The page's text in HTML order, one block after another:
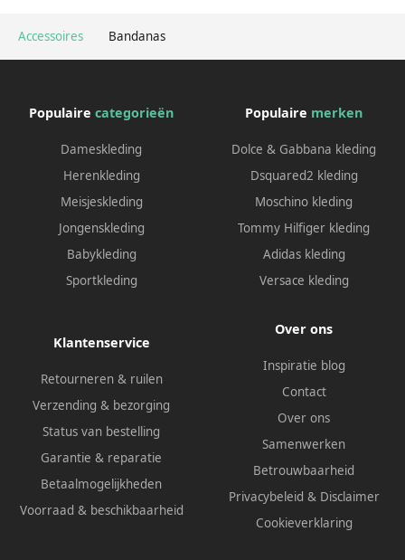
Accessoires Bandanas
Populaire categorieën
Dameskleding
Herenkleding
Meisjeskleding
Jongenskleding
Babykleding
Sportkleding
Populaire merken
Dolce & Gabbana kleding
Dsquared2 kleding
Moschino kleding
Tommy Hilfiger kleding
Adidas kleding
Versace kleding
Klantenservice
Retourneren & ruilen
Verzending & bezorging
Status van bestelling
Garantie & reparatie
Betaalmogelijkheden
Voorraad & beschikbaarheid
Over ons
Inspiratie blog
Contact
Over ons
Samenwerken
Betrouwbaarheid
Privacybeleid & Disclaimer
Cookieverklaring